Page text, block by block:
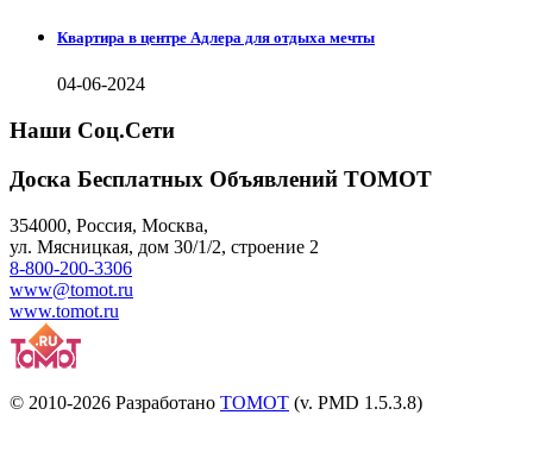
Квартира в центре Адлера для отдыха мечты
04-06-2024
Наши Соц.Сети
Доска Бесплатных Объявлений ТОМОТ
354000, Россия, Москва,
ул. Мясницкая, дом 30/1/2, строение 2
8-800-200-3306
www@tomot.ru
www.tomot.ru
© 2010-2026 Разработано TOMOT (v. PMD 1.5.3.8)